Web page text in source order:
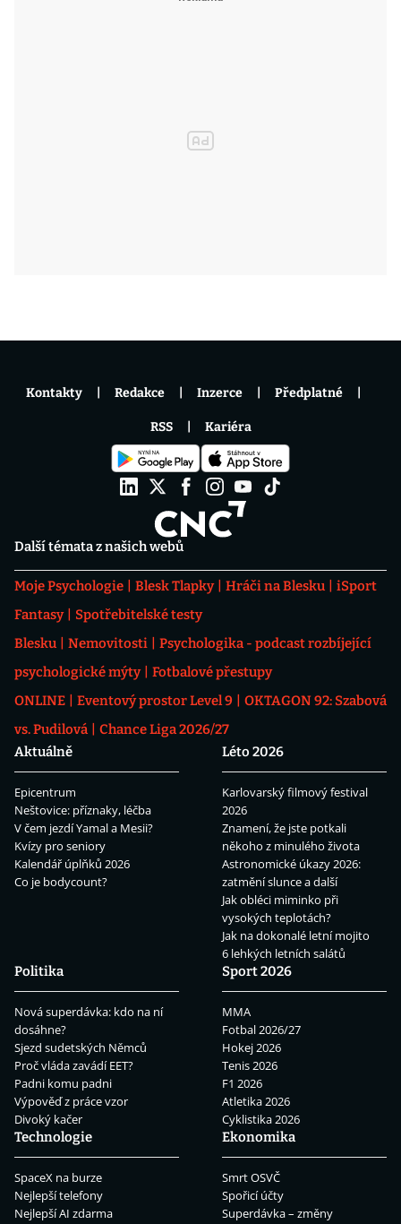
Další témata z našich webů
Moje Psychologie Blesk Tlapky Hráči na Blesku
iSport
Fantasy
Spotřebitelské testy
Blesku
Nemovitosti
Psychologika - podcast rozbíjející
psychologické mýty
Fotbalové přestupy
ONLINE
Eventový prostor Level 9
OKTAGON 92: Szabová
vs. Pudilová
Chance Liga 2026/27
Aktuálně
Epicentrum
Neštovice: příznaky, léčba
V čem jezdí Yamal a Mesii?
Kvízy pro seniory
Kalendář úplňků 2026
Co je bodycount?
Léto 2026
Karlovarský filmový festival
2026
Znamení, že jste potkali
někoho z minulého života
Astronomické úkazy 2026:
zatmění slunce a další
Jak obléci miminko při
vysokých teplotách?
Jak na dokonalé letní mojito
6 lehkých letních salátů
Politika
Nová superdávka: kdo na ní
dosáhne?
Sjezd sudetských Němců
Proč vláda zavádí EET?
Padni komu padni
Výpověď z práce vzor
Divoký kačer
Sport 2026
MMA
Fotbal 2026/27
Hokej 2026
Tenis 2026
F1 2026
Atletika 2026
Cyklistika 2026
Technologie
SpaceX na burze
Nejlepší telefony
Nejlepší AI zdarma
Ekonomika
Smrt OSVČ
Spořicí účty
Superdávka – změny
Kontakty Redakce Inzerce Předplatné
RSS Kariéra